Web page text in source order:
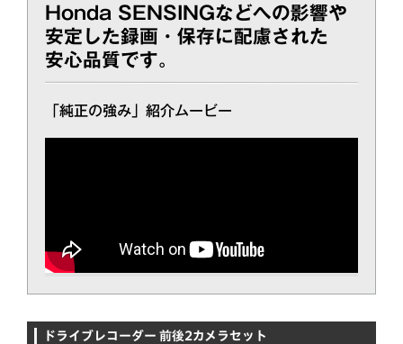
Honda SENSINGなどへの影響や
安定した録画・保存に配慮された
安心品質です。
「純正の強み」紹介ムービー
ドライブレコーダー 前後2カメラセット